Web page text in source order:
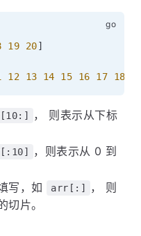
19 20]
12 13 14 15 16 17 18
， 则表示从下标
，则表示从 0 到
写，如
arr[:]
， 则
切片。